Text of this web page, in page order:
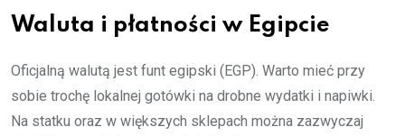
Waluta i płatności w Egipcie
Oficjalną walutą jest funt egipski (EGP). Warto mieć przy
sobie trochę lokalnej gotówki na drobne wydatki i napiwki.
Na statku oraz w większych sklepach można zazwyczaj